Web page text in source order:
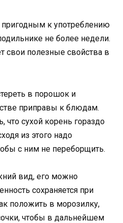
пригодным к употреблению
не более недели.
свои полезные свойства в
в порошок и
приправы к блюдам.
что сухой корень гораздо
из этого надо
с ним не переборщить.
вид, его можно
сохраняется при
положить в морозилку,
чтобы в дальнейшем